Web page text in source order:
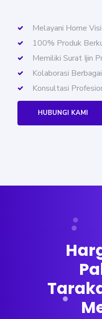
Melayani Home
100% Produk
Memiliki Surat Ijin
Kolaborasi
Konsultasi
HUBUNGI KAMI